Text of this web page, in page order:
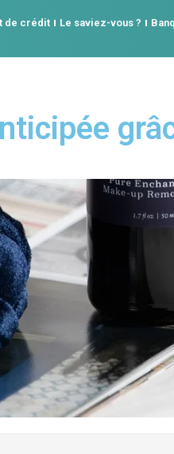
de crédit Le saviez-vous ?